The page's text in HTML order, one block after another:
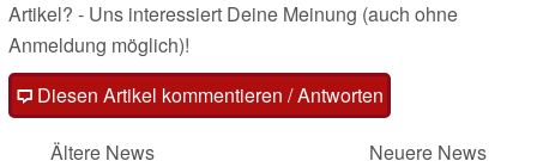
Artikel? - Uns interessiert Deine Meinung (auch ohne
Anmeldung möglich)!
Diesen Artikel kommentieren / Antworten
Ältere News
Neuere News